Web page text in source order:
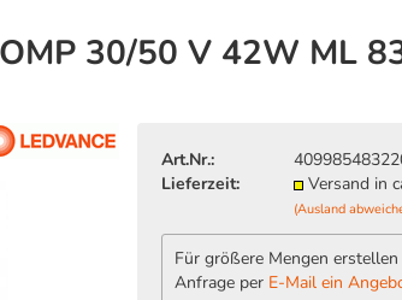
Konto erstellen
Passwort vergessen?
30/50 V 42W ML
Art.Nr.:
Lieferzeit:
Versand in
(Ausland
Für größere Mengen
Anfrage per E-Mail ein